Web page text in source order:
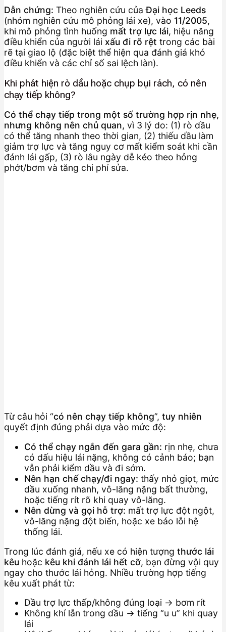
Dẫn chứng: Theo nghiên cứu củaĐại học Leeds
(nhóm nghiên cứu mô phỏng lái xe), vào 11/2005,
khi mô phỏng tình huống mất trợ lực lái, hiệu năng
điều khiển của người lái xấu đi rõ rệt trong các bài
rẽ tại giao lộ (đặc biệt thể hiện qua đánh giá khó
điều khiển và các chỉ số sai lệch làn).
Khi phát hiện rò dầu hoặc chụp bụi rách, có nên
chạy tiếp không?
Có thể chạy tiếp trong một số trường hợp rịn nhẹ,
nhưng không nên chủ quan, vì 3 lý do: (1) rò dầu
có thể tăng nhanh theo thời gian, (2) thiếu dầu làm
giảm trợ lực và tăng nguy cơ mất kiểm soát khi cần
đánh lái gấp, (3) rò lâu ngày dễ kéo theo hỏng
phớt/bơm và tăng chi phí sửa.
Từ câu hỏi “có nên chạy tiếp không”, tuy nhiên
quyết định đúng phải dựa vào mức độ:
Có thể chạy ngắn đến gara gần: rịn nhẹ, chưa
có dấu hiệu lái nặng, không có cảnh báo; bạn
vẫn phải kiểm dầu và đi sớm.
Nên hạn chế chạy/đi ngay: thấy nhỏ giọt, mức
dầu xuống nhanh, vô-lăng nặng bất thường,
hoặc tiếng rít rõ khi quay vô-lăng.
Nên dừng và gọi hỗ trợ: mất trợ lực đột ngột,
vô-lăng nặng đột biến, hoặc xe báo lỗi hệ
thống lái.
Trong lúc đánh giá, nếu xe có hiện tượng thước lái
kêu hoặc kêu khi đánh lái hết cỡ, bạn đừng vội quy
ngay cho thước lái hỏng. Nhiều trường hợp tiếng
kêu xuất phát từ:
Dầu trợ lực thấp/không đúng loại → bơm rít
Không khí lẫn trong dầu → tiếng “u u” khi quay
lái